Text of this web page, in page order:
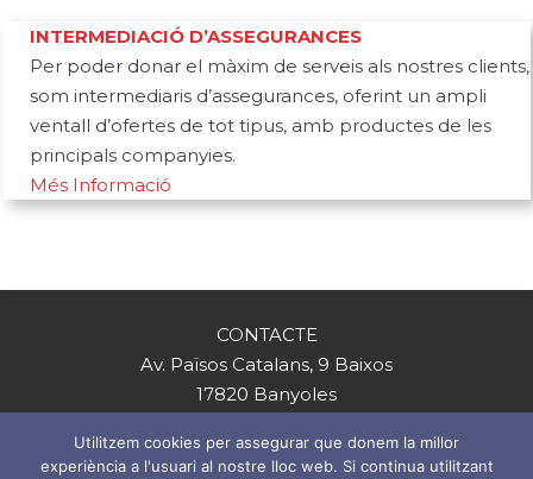
INTERMEDIACIÓ D’ASSEGURANCES
Per poder donar el màxim de serveis als nostres clients,
som intermediaris d’assegurances, oferint un ampli
ventall d’ofertes de tot tipus, amb productes de les
principals companyies.
Més Informació
CONTACTE
Av. Països Catalans, 9 Baixos
17820 Banyoles
Utilitzem cookies per assegurar que donem la millor
experiència a l'usuari al nostre lloc web. Si continua utilitzant